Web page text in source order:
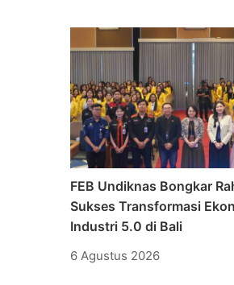
FEB Undiknas Bongkar
Sukses Transformasi
Industri 5.0 di Bali
6 Agustus 2026